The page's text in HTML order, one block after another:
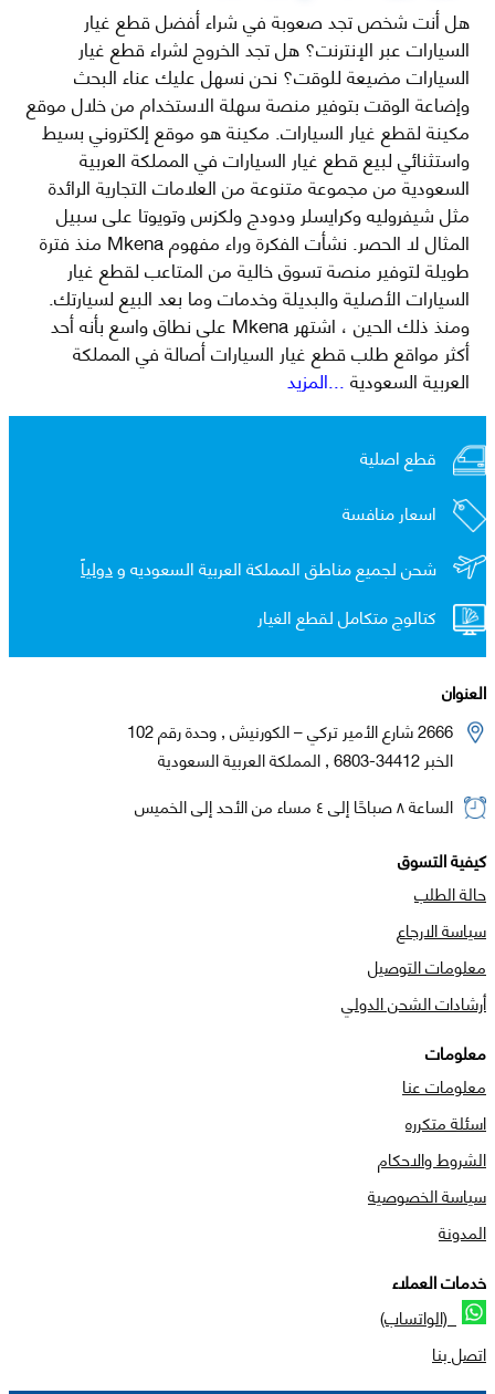
هل أنت شخص تجد صعوبة في شراء أفضل قطع غيار
السيارات عبر الإنترنت؟ هل تجد الخروج لشراء قطع غيار
السيارات مضيعة للوقت؟ نحن نسهل عليك عناء البحث
وإضاعة الوقت بتوفير منصة سهلة الاستخدام من خلال موقع
مكينة لقطع غيار السيارات. مكينة هو موقع إلكتروني بسيط
واستثنائي لبيع قطع غيار السيارات في المملكة العربية
السعودية من مجموعة متنوعة من العلامات التجارية الرائدة
مثل شيفروليه وكرايسلر ودودج ولكزس وتويوتا على سبيل
المثال لا الحصر. نشأت الفكرة وراء مفهوم Mkena منذ فترة
طويلة لتوفير منصة تسوق خالية من المتاعب لقطع غيار
السيارات الأصلية والبديلة وخدمات وما بعد البيع لسيارتك.
ومنذ ذلك الحين ، اشتهر Mkena على نطاق واسع بأنه أحد
أكثر مواقع طلب قطع غيار السيارات أصالة في المملكة
العربية السعودية...المزيد
قطع اصلية
اسعار منافسة
شحن لجميع مناطق المملكة العربية السعوديه ودولياً
كتالوج متكامل لقطع الغيار
العنوان
2666 شارع الأمير تركي – الكورنيش , وحدة رقم 102
الخبر 34412-6803 , المملكة العربية السعودية
الساعة ٨ صباحًا إلى ٤ مساء من الأحد إلى الخميس
كيفية التسوق
حالة الطلب
سياسة الارجاع
معلومات التوصيل
أرشادات الشحن الدولي
معلومات
معلومات عنا
اسئلة متكرره
الشروط والاحكام
سياسة الخصوصية
المدونة
خدمات العملاء
(الواتساب)
اتصل بنا